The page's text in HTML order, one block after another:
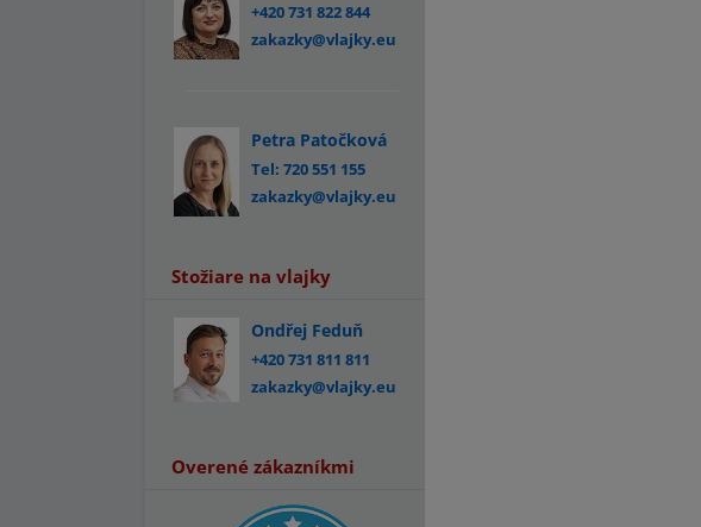
+420 731 822 844
zakazky@vlajky.eu
Petra Patočková
Tel: 720 551 155
zakazky@vlajky.eu
Stožiare na vlajky
Ondřej Feduň
+420 731 811 811
zakazky@vlajky.eu
Overené zákazníkmi